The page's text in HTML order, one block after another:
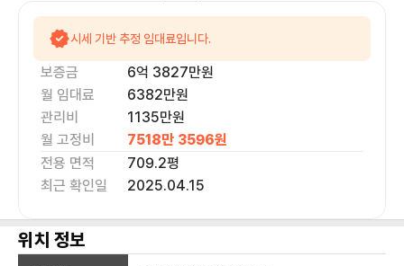
시세 기반 추정 임대료입니다.
보증금 6억 3827만원
월 임대료
6382만원
관리비
1135만원
월 고정비
7518만 3596원
전용 면적
709.2평
최근 확인일
2025.04.15
위치 정보